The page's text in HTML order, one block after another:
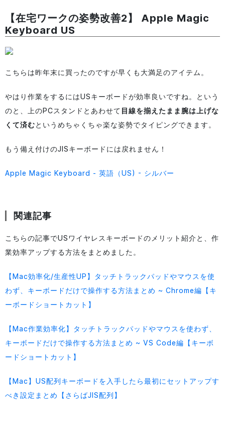
【在宅ワークの姿勢改善2】 Apple Magic
Keyboard US
こちらは昨年末に買ったのですが早くも大満足のアイテム。
やはり作業をするにはUSキーボードが効率良いですね。という
のと、上のPCスタンドとあわせて 目線を揃えたまま腕は上げな
くて済むというめちゃくちゃ楽な姿勢でタイピングできます。
もう備え付けのJISキーボードには戻れません！
Apple Magic Keyboard - 英語（US) - シルバー
関連記事
こちらの記事でUSワイヤレスキーボードのメリット紹介と、作
業効率アップする方法をまとめました。
【Mac効率化/生産性UP】タッチトラックパッドやマウスを使
わず、キーボードだけで操作する方法まとめ ~ Chrome編【キ
ーボードショートカット】
【Mac作業効率化】タッチトラックパッドやマウスを使わず、
キーボードだけで操作する方法まとめ ~ VS Code編【キーボ
ードショートカット】
【Mac】US配列キーボードを入手したら最初にセットアップす
べき設定まとめ【さらばJIS配列】